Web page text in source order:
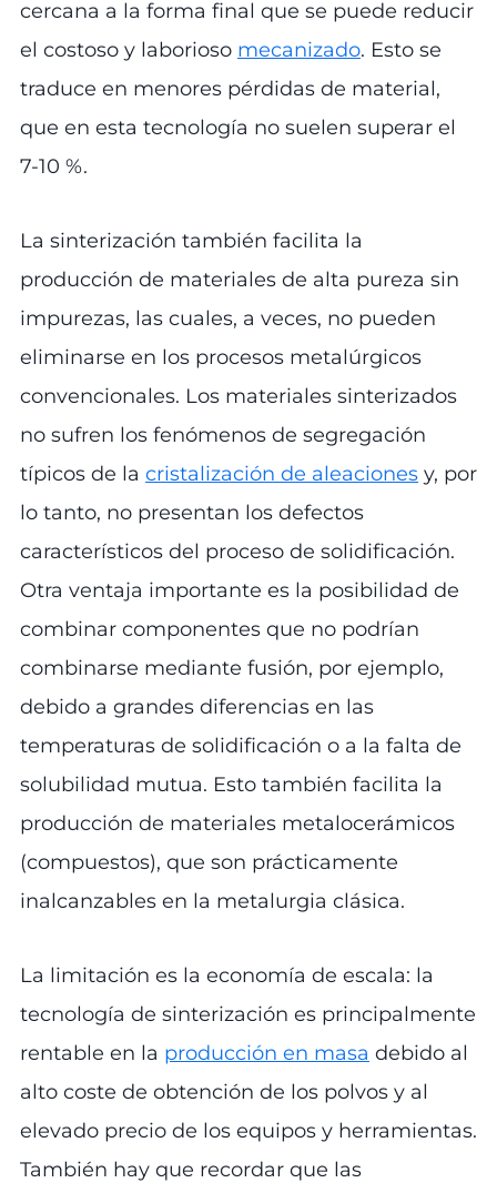
cercana a la forma final que se puede reducir
el costoso y laborioso mecanizado. Esto se
traduce en menores pérdidas de material,
que en esta tecnología no suelen superar el
7-10 %.
La sinterización también facilita la
producción de materiales de alta pureza sin
impurezas, las cuales, a veces, no pueden
eliminarse en los procesos metalúrgicos
convencionales. Los materiales sinterizados
no sufren los fenómenos de segregación
típicos de la cristalización de aleaciones y, por
lo tanto, no presentan los defectos
característicos del proceso de solidificación.
Otra ventaja importante es la posibilidad de
combinar componentes que no podrían
combinarse mediante fusión, por ejemplo,
debido a grandes diferencias en las
temperaturas de solidificación o a la falta de
solubilidad mutua. Esto también facilita la
producción de materiales metalocerámicos
(compuestos), que son prácticamente
inalcanzables en la metalurgia clásica.
La limitación es la economía de escala: la
tecnología de sinterización es principalmente
rentable en la producción en masa debido al
alto coste de obtención de los polvos y al
elevado precio de los equipos y herramientas.
También hay que recordar que las